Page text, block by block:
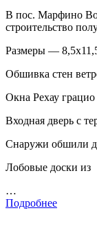
В пос. Марфино
строительство
Размеры —
Обшивка стен
Окна Рехау
Входная дверь с
Снаружи обшили
Лобовые доски из
…
Подробнее